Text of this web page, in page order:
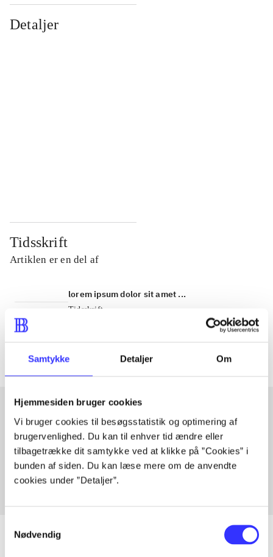
Samtykke Detaljer Om
Hjemmesiden bruger cookies
Vi bruger cookies til besøgsstatistik og optimering af
brugervenlighed. Du kan til enhver tid ændre eller
tilbagetrække dit samtykke ved at klikke på ”Cookies” i
bunden af siden. Du kan læse mere om de anvendte
cookies under ”Detaljer”.
Nødvendig
Detaljer
Tidsskrift
Artiklen er en del af
lorem ipsum dolor sit amet ...
Tidsskrift
Artiklerne i
Artikler med samme emner
Fra